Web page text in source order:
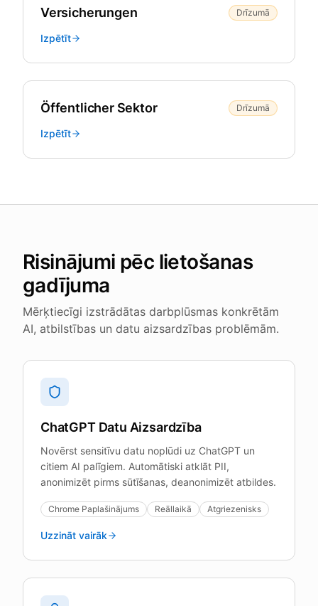
Versicherungen Drīzumā
Izpētīt
Öffentlicher Sektor Drīzumā
Izpētīt
Risinājumi pēc lietošanas
gadījuma
Mērķtiecīgi izstrādātas darbplūsmas konkrētām
AI, atbilstības un datu aizsardzības problēmām.
ChatGPT Datu Aizsardzība
Novērst sensitīvu datu noplūdi uz ChatGPT un
citiem AI palīgiem. Automātiski atklāt PII,
anonimizēt pirms sūtīšanas, deanonimizēt atbildes.
Chrome Paplašinājums Reāllaikā Atgriezenisks
Uzzināt vairāk